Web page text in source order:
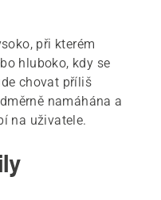
při kterém
hluboko, kdy se
chovat příliš
namáhána a
na uživatele.